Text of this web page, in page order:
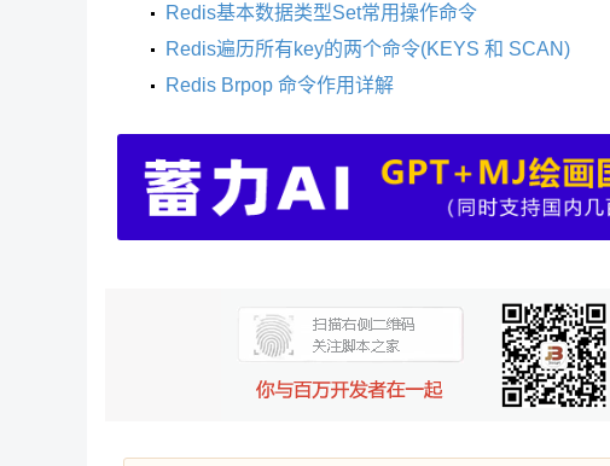
Redis基本数据类型Set常用操作命令
Redis遍历所有key的两个命令(KEYS 和 SCAN)
Redis Brpop 命令作用详解